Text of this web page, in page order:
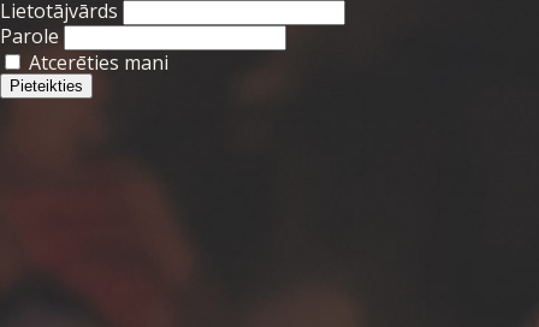
Lietotājvārds
Parole
Atcerēties mani